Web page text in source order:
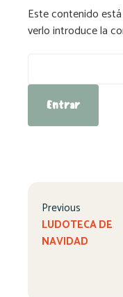
Este contenido
verlo introduce la
Previous
LUDOTECA DE
NAVIDAD